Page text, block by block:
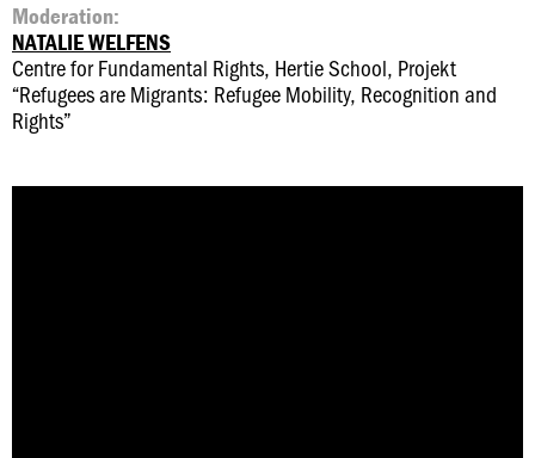
Moderation:
NATALIE WELFENS
Centre for Fundamental Rights, Hertie School, Projekt
“Refugees are Migrants: Refugee Mobility, Recognition and
Rights”